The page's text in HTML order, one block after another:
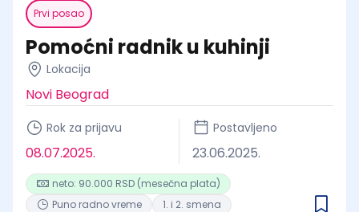
Prvi posao
Pomoćni radnik u kuhinji
Lokacija
Novi Beograd
Rok za prijavu
08.07.2025.
Postavljeno
23.06.2025.
neto: 90.000 RSD (mesečna plata)
Puno radno vreme
1. i 2. smena